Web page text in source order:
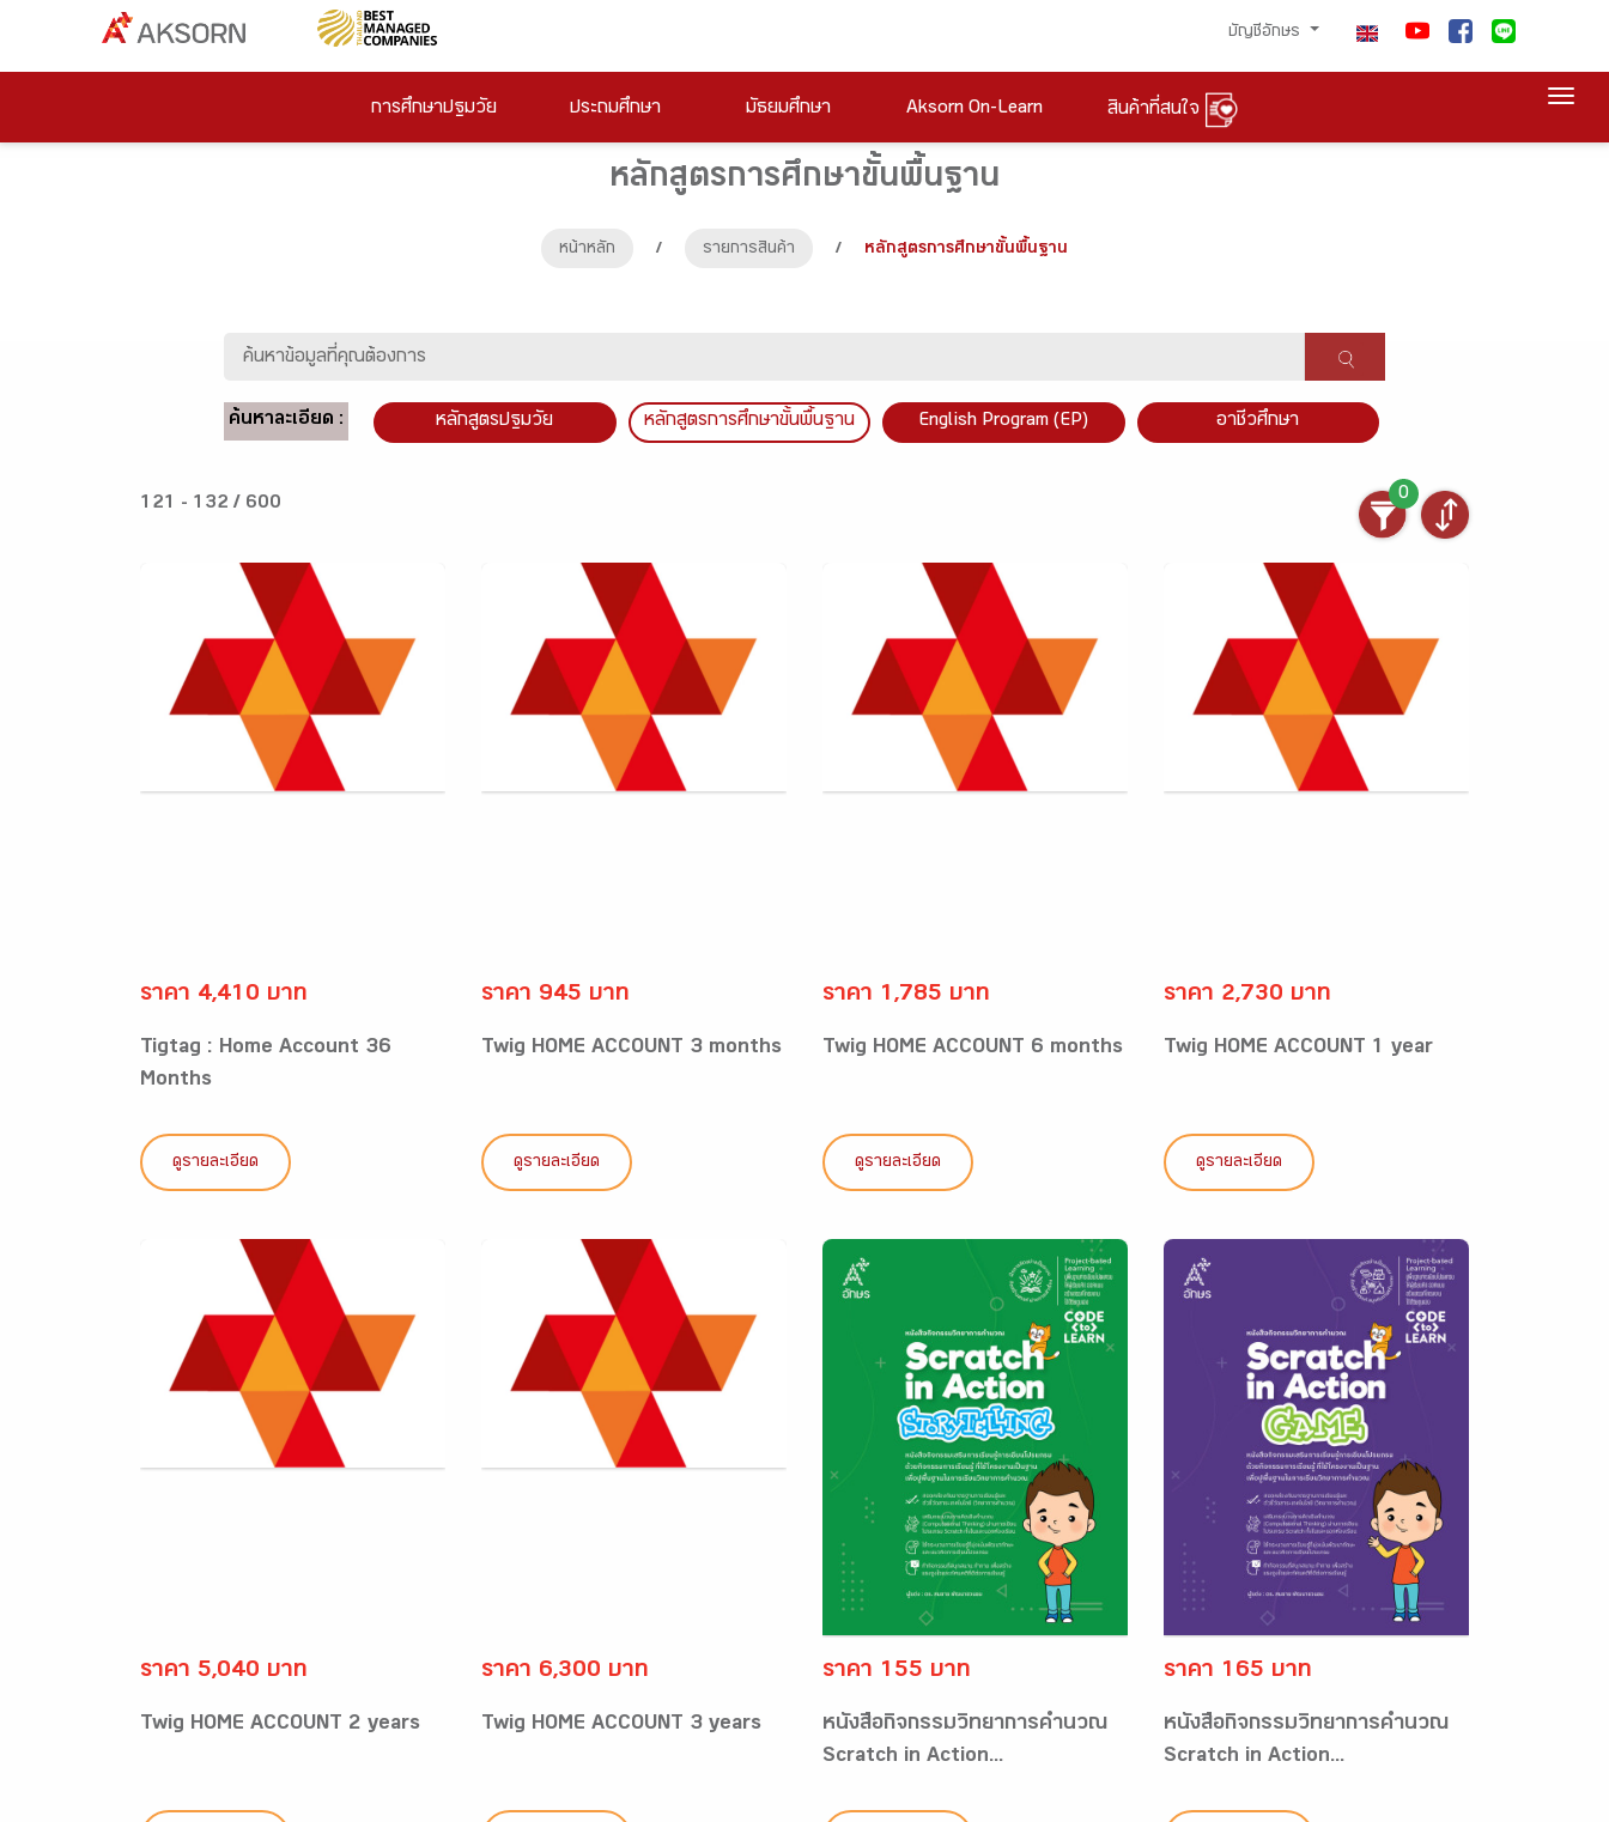
บัญชีอักษร
การศึกษาปฐมวัย ประถมศึกษา มัธยมศึกษา Aksorn On-Learn สินค้าที่สนใจ
หลักสูตรการศึกษาขั้นพื้นฐาน
หน้าหลัก / รายการสินค้า / หลักสูตรการศึกษาขั้นพื้นฐาน
ค้นหาละเอียด : หลักสูตรปฐมวัย หลักสูตรการศึกษาขั้นพื้นฐาน English Program (EP) อาชีวศึกษา
121 - 132 / 600
0
ราคา 4,410 บาท
Tigtag : Home Account 36
Months
ดูรายละเอียด
ราคา 945 บาท
Twig HOME ACCOUNT 3 months
ดูรายละเอียด
ราคา 1,785 บาท
Twig HOME ACCOUNT 6 months
ดูรายละเอียด
ราคา 2,730 บาท
Twig HOME ACCOUNT 1 year
ดูรายละเอียด
ราคา 5,040 บาท
Twig HOME ACCOUNT 2 years
ราคา 6,300 บาท
Twig HOME ACCOUNT 3 years
ราคา 155 บาท
หนังสือกิจกรรมวิทยาการคำนวณ
Scratch in Action...
ราคา 165 บาท
หนังสือกิจกรรมวิทยาการคำนวณ
Scratch in Action...